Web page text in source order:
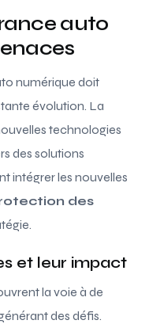
auto
numérique doit
évolution. La
technologies
des solutions
intégrer les nouvelles
des
et leur impact
la voie à de
des défis.